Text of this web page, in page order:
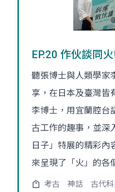
EP.20 作伙談同
聽張博士與人類學家
享，在日本及臺灣皆
李博士，用宜蘭腔台
古工作的趣事，並深
日子」特展的精彩內
來呈現了「火」的各
考古 神話 古代